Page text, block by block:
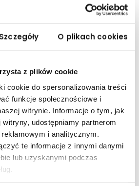
Szczegóły O plikach cookies
z plików cookie
cookie do spersonalizowania treści
funkcje społecznościowe i
witrynie. Informacje o tym, jak
udostępniamy partnerom
i analitycznym.
te informacje z innymi danymi
lub uzyskanymi podczas